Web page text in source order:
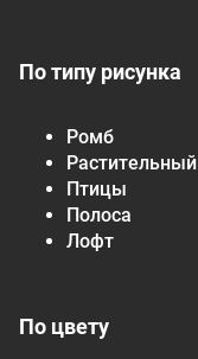
По типу рисунка
Ромб
Растительный
Птицы
Полоса
Лофт
По цвету